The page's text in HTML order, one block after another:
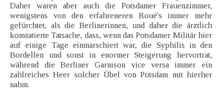
Daher waren aber auch die Potsdamer Frauenzimmer,
wenigstens von den erfahreneren Roué's immer mehr
gefürchtet, als die Berlinerinnen, und daher die ärztlich
konstatierte Tatsache, dass, wenn das Potsdamer Militär hier
auf einige Tage einmarschiert war, die Syphilis in den
Bordellen und sonst in enormer Steigerung hervortrat,
während die Berliner Garnison vice versa immer ein
zahlreiches Heer solcher Übel von Potsdam mit hierher
nahm.